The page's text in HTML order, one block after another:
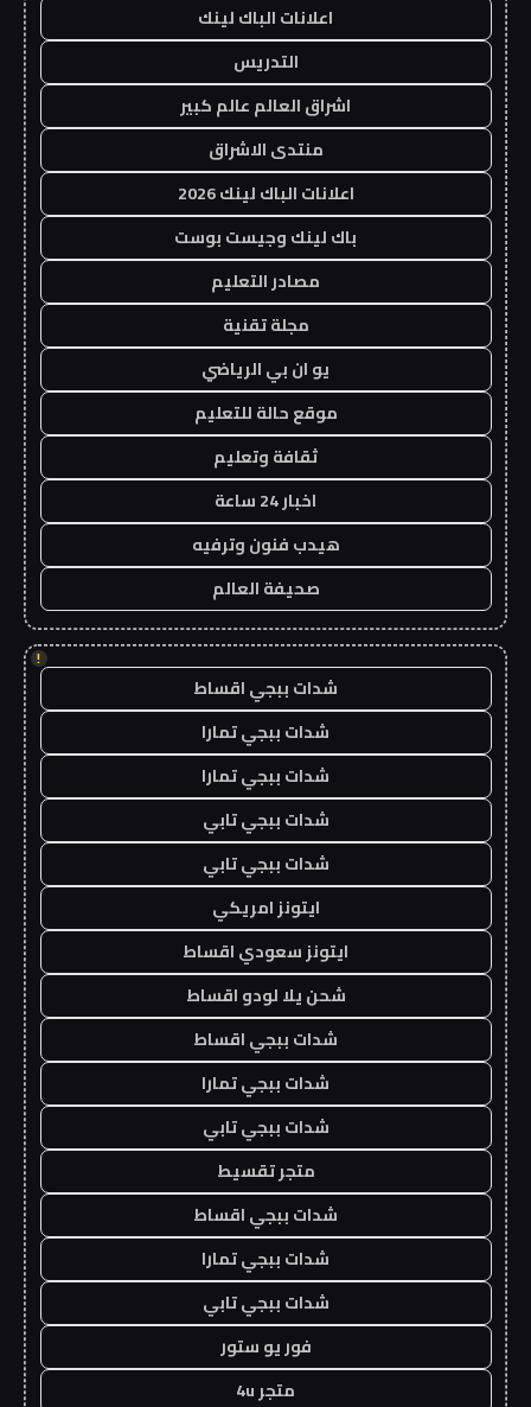
اعلانات الباك لينك
التدريس
اشراق العالم عالم كبير
منتدى الاشراق
اعلانات الباك لينك 2026
باك لينك وجيست بوست
مصادر التعليم
مجلة تقنية
يو ان بي الرياضي
موقع حالة للتعليم
ثقافة وتعليم
اخبار 24 ساعة
هيدب فنون وترفيه
صحيفة العالم
!
شدات ببجي اقساط
شدات ببجي تمارا
شدات ببجي تمارا
شدات ببجي تابي
شدات ببجي تابي
ايتونز امريكي
ايتونز سعودي اقساط
شحن يلا لودو اقساط
شدات ببجي اقساط
شدات ببجي تمارا
شدات ببجي تابي
متجر تقسيط
شدات ببجي اقساط
شدات ببجي تمارا
شدات ببجي تابي
فور يو ستور
متجر 4u